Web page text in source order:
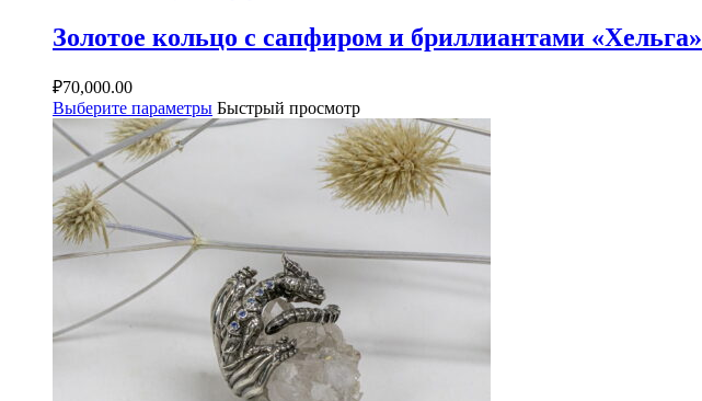
Золотое кольцо с сапфиром и бриллиантами «Хельга»
₽70,000.00
Выберите параметры Быстрый просмотр